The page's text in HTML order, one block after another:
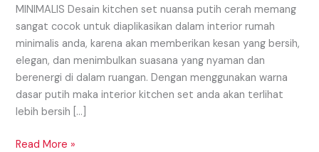
MINIMALIS Desain kitchen set nuansa putih cerah memang
sangat cocok untuk diaplikasikan dalam interior rumah
minimalis anda, karena akan memberikan kesan yang bersih,
elegan, dan menimbulkan suasana yang nyaman dan
berenergi di dalam ruangan. Dengan menggunakan warna
dasar putih maka interior kitchen set anda akan terlihat
lebih bersih […]
Read More »